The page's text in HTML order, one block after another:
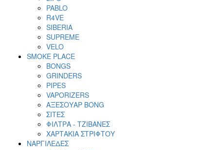
PABLO
R4VE
SIBERIA
SUPREME
VELO
SMOKE PLACE
BONGS
GRINDERS
PIPES
VAPORIZERS
ΑΞΕΣΟΥΑΡ BONG
ΣΙΤΕΣ
ΦΙΛΤΡΑ - ΤΖΙΒΑΝΕΣ
ΧΑΡΤΑΚΙΑ ΣΤΡΙΦΤΟΥ
ΝΑΡΓΙΛΕΔΕΣ